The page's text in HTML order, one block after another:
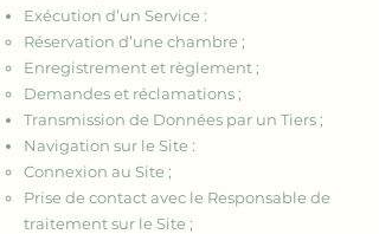
Exécution d’un Service :
Réservation d’une chambre ;
Enregistrement et règlement ;
Demandes et réclamations ;
Transmission de Données par un Tiers ;
Navigation sur le Site :
Connexion au Site ;
Prise de contact avec le Responsable de
traitement sur le Site ;